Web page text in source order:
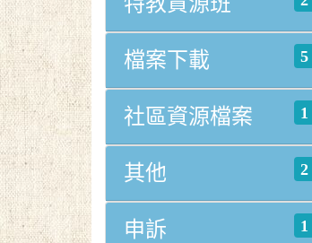
5
檔案下載
1
社區資源檔案
2
其他
1
申訴